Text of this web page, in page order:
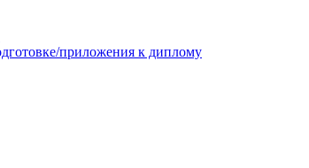
приложения к диплому